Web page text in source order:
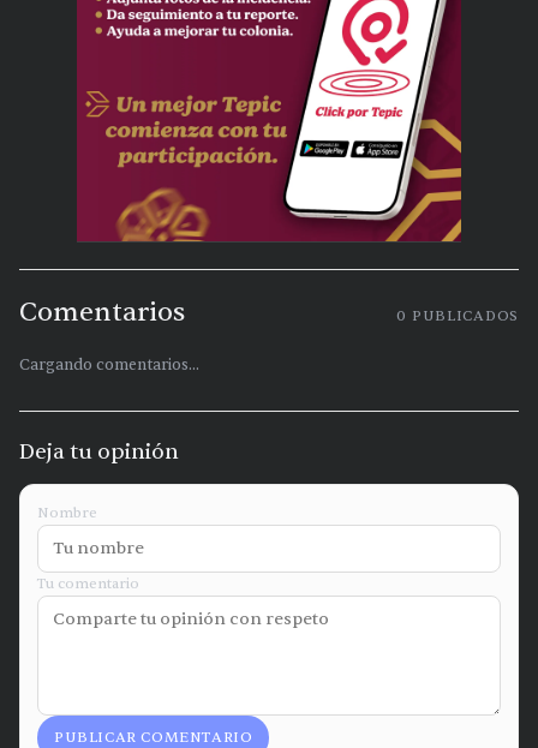
Comentarios 0 PUBLICADOS
Cargando comentarios...
Deja tu opinión
Nombre
Tu comentario
PUBLICAR COMENTARIO